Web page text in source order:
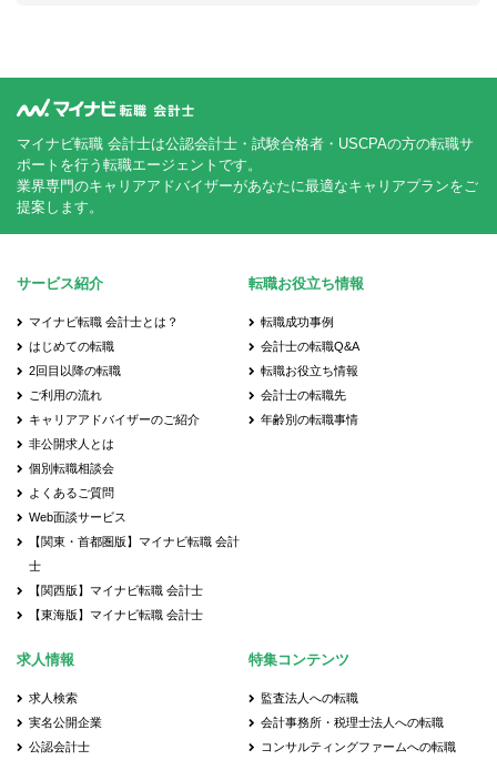
マイナビ転職 会計士は公認会計士・試験合格者・USCPAの方の転職サ
ポートを行う転職エージェントです。
業界専門のキャリアアドバイザーがあなたに最適なキャリアプランをご
提案します。
サービス紹介
マイナビ転職 会計士とは？
はじめての転職
2回目以降の転職
ご利用の流れ
キャリアアドバイザーのご紹介
非公開求人とは
個別転職相談会
よくあるご質問
Web面談サービス
【関東・首都圏版】マイナビ転職 会計
士
【関西版】マイナビ転職 会計士
【東海版】マイナビ転職 会計士
転職お役立ち情報
転職成功事例
会計士の転職Q&A
転職お役立ち情報
会計士の転職先
年齢別の転職事情
求人情報
求人検索
実名公開企業
公認会計士
特集コンテンツ
監査法人への転職
会計事務所・税理士法人への転職
コンサルティングファームへの転職